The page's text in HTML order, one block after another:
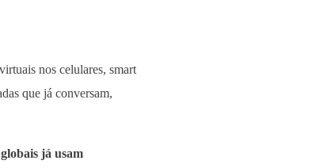
nos celulares, smart
que já conversam,
já usam